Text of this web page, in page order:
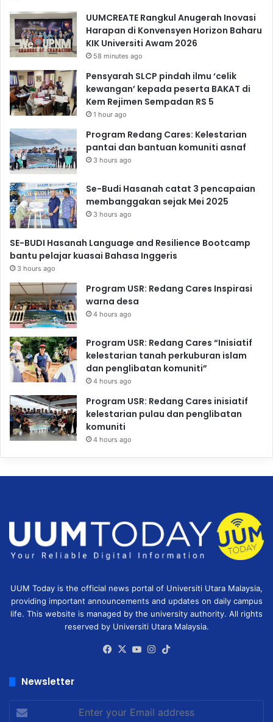
UUMCREATE Rangkul Anugerah Inovasi
Harapan di Konvensyen Horizon Baharu
KIK Universiti Awam 2026
58 minutes ago
Pensyarah SLCP pindah ilmu ‘celik
kewangan’ kepada peserta BAKAT di
Kem Rejimen Sempadan RS 5
1 hour ago
Program Redang Cares: Kelestarian
pantai dan bantuan komuniti asnaf
3 hours ago
Se-Budi Hasanah catat 3 pencapaian
membanggakan sejak Mei 2025
3 hours ago
SE-BUDI Hasanah Language and Resilience Bootcamp
bantu pelajar kuasai Bahasa Inggeris
3 hours ago
Program USR: Redang Cares Inspirasi
warna desa
4 hours ago
Program USR: Redang Cares “Inisiatif
kelestarian tanah perkuburan islam
dan penglibatan komuniti”
4 hours ago
Program USR: Redang Cares inisiatif
kelestarian pulau dan penglibatan
komuniti
4 hours ago
UUM Today is the official news portal of Universiti Utara Malaysia,
providing important announcements and updates on daily campus
life. This website is managed by the university authority. All rights
reserved by Universiti Utara Malaysia.
Facebook
X YouTubeInstagram
Newsletter
your